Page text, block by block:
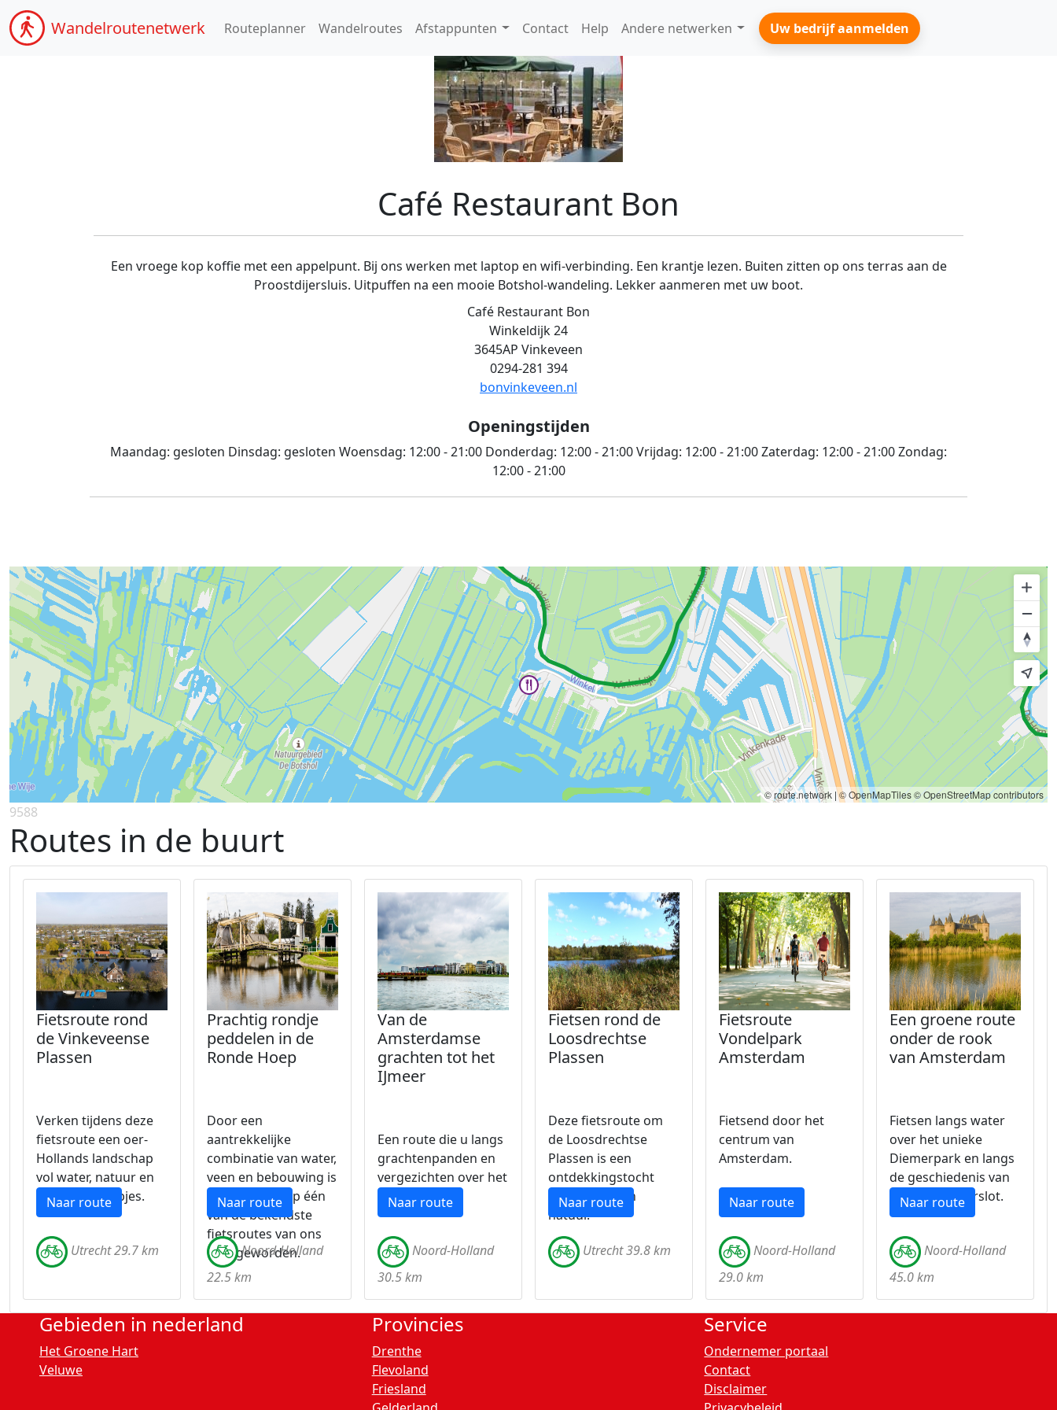
Wandelroutenetwerk Routeplanner Wandelroutes Afstappunten Contact Help Andere netwerken Uw bedrijf aanmelden
Café Restaurant Bon
Een vroege kop koffie met een appelpunt. Bij ons werken met laptop en wifi-verbinding. Een krantje lezen. Buiten zitten op ons terras aan de
Proostdijersluis. Uitpuffen na een mooie Botshol-wandeling. Lekker aanmeren met uw boot.
Café Restaurant Bon
Winkeldijk 24
3645AP Vinkeveen
0294-281 394
bonvinkeveen.nl
Openingstijden
Maandag: gesloten Dinsdag: gesloten Woensdag: 12:00 - 21:00 Donderdag: 12:00 - 21:00Vrijdag: 12:00 - 21:00Zaterdag: 12:00 - 21:00Zondag:
12:00 - 21:00
© route.network |© OpenMapTiles© OpenStreetMap contributors
9588
Routes in de buurt
Fietsroute rond
de Vinkeveense
Plassen
Verken tijdens deze
fietsroute een oer-
Hollands landschap
vol water, natuur en
landelijke dorpjes.
Naar route
Utrecht 29.7 km
Prachtig rondje
peddelen in de
Ronde Hoep
Door een
aantrekkelijke
combinatie van water,
veen en bebouwing is
De Ronde Hoep één
van de bekendste
fietsroutes van ons
land geworden.
Naar route
Noord-Holland
22.5 km
Van de
Amsterdamse
grachten tot het
IJmeer
Een route die u langs
grachtenpanden en
vergezichten over het
water brengt.
Naar route
Noord-Holland
30.5 km
Fietsen rond de
Loosdrechtse
Plassen
Deze fietsroute om
de Loosdrechtse
Plassen is een
ontdekkingstocht
langs water en
natuur.
Naar route
Utrecht 39.8 km
Fietsroute
Vondelpark
Amsterdam
Fietsend door het
centrum van
Amsterdam.
Naar route
Noord-Holland
29.0 km
Een groene route
onder de rook
van Amsterdam
Fietsen langs water
over het unieke
Diemerpark en langs
de geschiedenis van
kasteel Muiderslot.
Naar route
Noord-Holland
45.0 km
Gebieden in nederland
Het Groene Hart
Veluwe
Provincies
Drenthe
Flevoland
Friesland
Service
Ondernemer portaal
Contact
Disclaimer